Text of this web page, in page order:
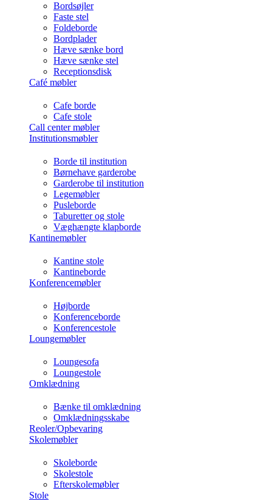
Bordsøjler
Faste stel
Foldeborde
Bordplader
Hæve sænke bord
Hæve sænke stel
Receptionsdisk
Café møbler
Cafe borde
Cafe stole
Call center møbler
Institutionsmøbler
Borde til institution
Børnehave garderobe
Garderobe til institution
Legemøbler
Pusleborde
Taburetter og stole
Væghængte klapborde
Kantinemøbler
Kantine stole
Kantineborde
Konferencemøbler
Højborde
Konferenceborde
Konferencestole
Loungemøbler
Loungesofa
Loungestole
Omklædning
Bænke til omklædning
Omklædningsskabe
Reoler/Opbevaring
Skolemøbler
Skoleborde
Skolestole
Efterskolemøbler
Stole